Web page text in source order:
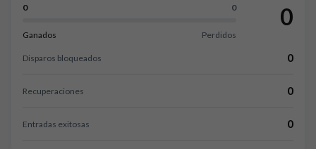
0 0
Ganados Perdidos
0
Disparos bloqueados 0
Recuperaciones 0
Entradas exitosas 0